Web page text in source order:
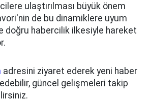
ulaştırılması büyük önem
de bu dinamiklere uyum
doğru habercilik ilkesiyle hareket
adresini ziyaret ederek yeni haber
güncel gelişmeleri takip